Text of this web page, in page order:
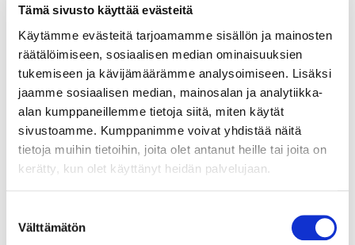
Tämä sivusto käyttää evästeitä
Käytämme evästeitä tarjoamamme sisällön ja mainosten
räätälöimiseen, sosiaalisen median ominaisuuksien
tukemiseen ja kävijämäärämme analysoimiseen. Lisäksi
jaamme sosiaalisen median, mainosalan ja analytiikka-
alan kumppaneillemme tietoja siitä, miten käytät
sivustoamme. Kumppanimme voivat yhdistää näitä
tietoja muihin tietoihin, joita olet antanut heille tai joita on
kerätty, kun olet käyttänyt heidän palvelujaan.
valinta
Välttämätön
kohdemaatuntemuksen
hyödyntäminen
tuotetestauksessa ja
markkinoinnissa
- Hyvinvointia edistävien
tuotteiden lisääminen ja
ravitsemussuositusten
huomioiminen
tuotekehityksessä,